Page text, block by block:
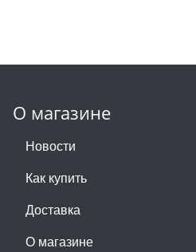
О магазине
Новости
Как купить
Доставка
О магазине